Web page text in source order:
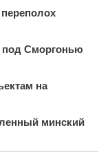
под Сморгонью
на
минский